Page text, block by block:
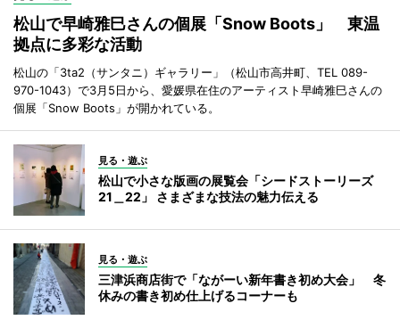
松山で早崎雅巳さんの個展「Snow Boots」 東温
拠点に多彩な活動
松山の「3ta2（サンタニ）ギャラリー」（松山市高井町、TEL 089-
970-1043）で3月5日から、愛媛県在住のアーティスト早崎雅巳さんの
個展「Snow Boots」が開かれている。
見る・遊ぶ
松山で小さな版画の展覧会「シードストーリーズ
21＿22」 さまざまな技法の魅力伝える
見る・遊ぶ
三津浜商店街で「ながーい新年書き初め大会」 冬
休みの書き初め仕上げるコーナーも